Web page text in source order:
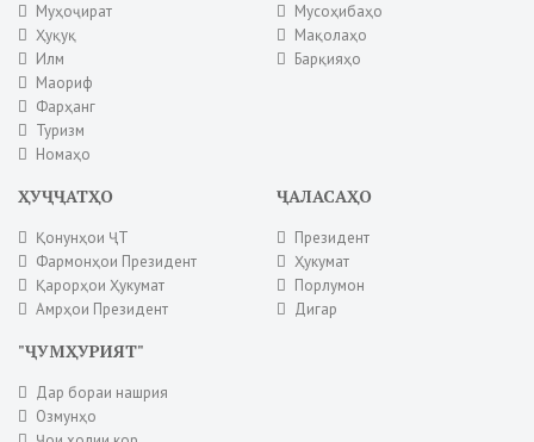
Муҳоҷират
Ҳуқуқ
Илм
Маориф
Фарҳанг
Туризм
Номаҳо
Мусоҳибаҳо
Мақолаҳо
Барқияҳо
ҲУҶҶАТҲО
Қонунҳои ҶТ
Фармонҳои Президент
Қарорҳои Ҳукумат
Амрҳои Президент
ҶАЛАСАҲО
Президент
Ҳукумат
Порлумон
Дигар
"ҶУМҲУРИЯТ"
Дар бораи нашрия
Озмунҳо